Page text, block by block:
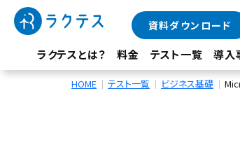
ラクテスとは？ 料金 テスト一覧 導入
資料ダウンロード
HOME テスト一覧 ビジネス基礎